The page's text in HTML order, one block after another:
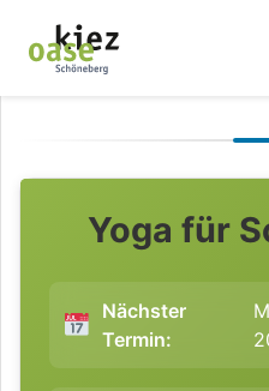
Yoga für
Nächster
Termin: